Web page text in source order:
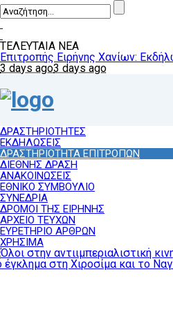
ΤΕΛΕΥΤΑΙΑ ΝΕΑ
Επιτροπής Ειρήνης Χανίων:
Επιτροπή Ειρήνης
3 days ago3 days ago
ΔΡΑΣΤΗΡΙΟΤΗΤΕΣ
ΕΚΔΗΛΩΣΕΙΣ
ΔΡΑΣΤΗΡΙΟΤΗΤΑ ΕΠΙΤΡΟΠΩΝ
ΔΙΕΘΝΗΣ ΔΡΑΣΗ
ΑΝΑΚΟΙΝΩΣΕΙΣ
ΕΘΝΙΚΟ ΣΥΜΒΟΥΛΙΟ
ΣΥΝΕΔΡΙΑ
ΔΡΟΜΟΙ ΤΗΣ ΕΙΡΗΝΗΣ
ΑΡΧΕΙΟ ΤΕΥΧΩΝ
ΕΥΡΕΤΗΡΙΟ ΑΡΘΡΩΝ
ΧΡΗΣΙΜΑ